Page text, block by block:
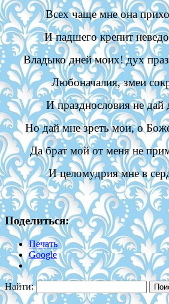
Всех чаще мне она
И падшего крепит
Владыко дней моих! дух
Любоначалия, змеи
И празднословия не
Но дай мне зреть мои, о
Да брат мой от меня не
И целомудрия мне в
Поделиться:
Печать
Google
Найти: